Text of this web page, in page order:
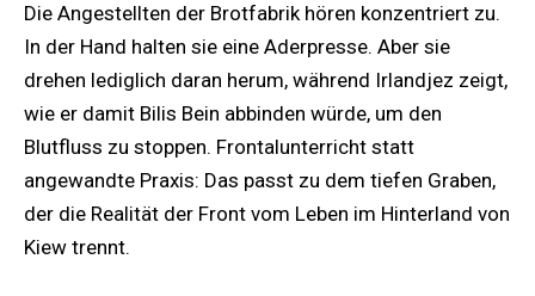
Die Angestellten der Brotfabrik hören konzentriert zu.
In der Hand halten sie eine Aderpresse. Aber sie
drehen lediglich daran herum, während Irlandjez zeigt,
wie er damit Bilis Bein abbinden würde, um den
Blutfluss zu stoppen. Frontalunterricht statt
angewandte Praxis: Das passt zu dem tiefen Graben,
der die Realität der Front vom Leben im Hinterland von
Kiew trennt.